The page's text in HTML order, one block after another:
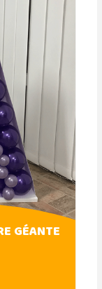
GÉANTE